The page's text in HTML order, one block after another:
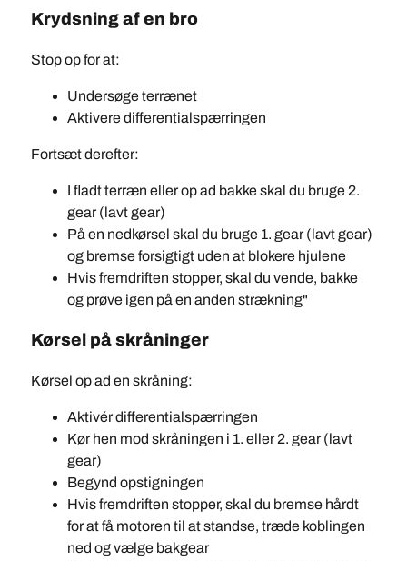
Krydsning af en bro
Stop op for at:
Undersøge terrænet
Aktivere differentialspærringen
Fortsæt derefter:
I fladt terræn eller op ad bakke skal du bruge 2.
gear (lavt gear)
På en nedkørsel skal du bruge 1. gear (lavt gear)
og bremse forsigtigt uden at blokere hjulene
Hvis fremdriften stopper, skal du vende, bakke
og prøve igen på en anden strækning"
Kørsel på skråninger
Kørsel op ad en skråning:
Aktivér differentialspærringen
Kør hen mod skråningen i 1. eller 2. gear (lavt
gear)
Begynd opstigningen
Hvis fremdriften stopper, skal du bremse hårdt
for at få motoren til at standse, træde koblingen
ned og vælge bakgear